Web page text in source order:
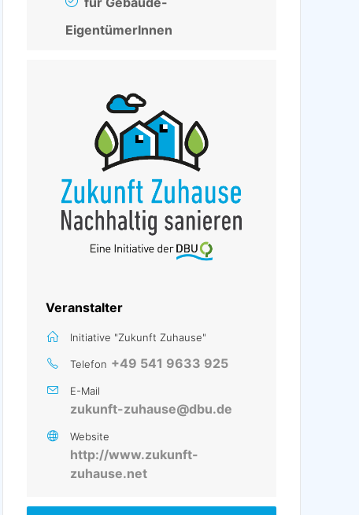
EigentümerInnen
Veranstalter
Initiative "Zukunft Zuhause"
Telefon +49 541 9633 925
E-Mail
zukunft-zuhause@dbu.de
Website
http://www.zukunft-
zuhause.net